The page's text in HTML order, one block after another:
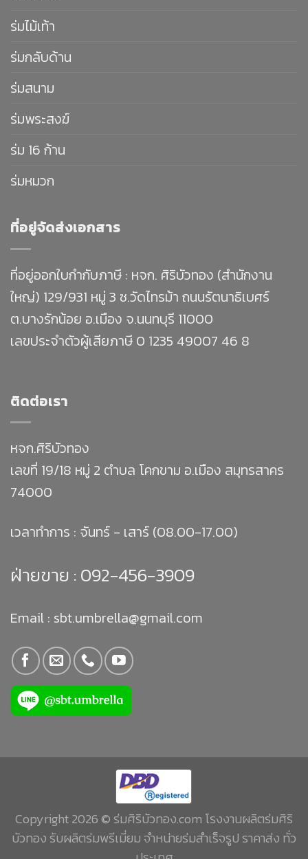
ร่มไม้เท้า
ร่มกลับด้าน
ร่มสนาม
ร่มพระสงฆ์
ร่ม 16 ก้าน
ร่มหมวก
ที่อยู่จัดส่งเอกสาร
ที่อยู่ออกใบกำกับภาษี : หจก. ศิริบัวทอง (สำนักงาน
ใหญ่) 129/931 หมู่ 3 ซ.วัดไทรม้า ถนนรัตนาธิเบศร์
ต.บางรักน้อย อ.เมือง จ.นนทบุรี 11000
เลขประจำตัวผู้เสียภาษี 0 1235 49007 46 8
ติดต่อเรา
หจก.ศิริบัวทอง
เลขที่ 19/18 หมู่ 2 ตำบล โคกขาม อ.เมือง สมุทรสาคร
74000
เวลาทำการ : จันทร์ - เสาร์ (08.00-17.00)
ฝ่ายขาย : 092-456-3909
Email : sbt.umbrella@gmail.com
Copyright 2026 © ร่มศิริบัวทอง.com โรงงานผลิตร่มศิริ
บัวทอง รับผลิตร่มพรีเมี่ยม จำหน่ายร่มสำเร็จรูป ราคาส่ง ทั่ว